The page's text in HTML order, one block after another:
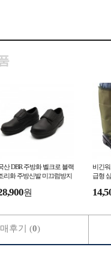
산 DBR 주방화 벨크로 블랙
리화 주방신발 미끄럼방지
원
비긴
급형
후기 (0)